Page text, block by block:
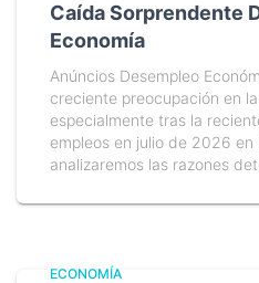
Caída Sorprendente
Economía
Anúncios Desempleo
creciente preocupación en
especialmente tras la
empleos en julio de 2026 en
analizaremos las razones
ECONOMÍA